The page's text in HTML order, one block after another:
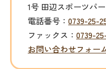
1号 田辺スポーツパ
電話番号： 0739-25-
ファックス： 0739-
お問い合わせフォー